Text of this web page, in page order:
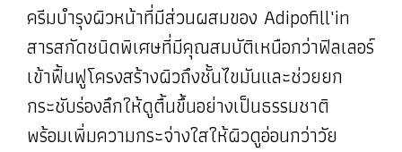
ครีมบำรุงผิวหน้าที่มีส่วนผสมของ Adipofill'in
สารสกัดชนิดพิเศษที่มีคุณสมบัติเหนือกว่าฟิลเลอร์
เข้าฟื้นฟูโครงสร้างผิวถึงชั้นไขมันและช่วยยก
กระชับร่องลึกให้ดูตื้นขึ้นอย่างเป็นธรรมชาติ
พร้อมเพิ่มความกระจ่างใสให้ผิวดูอ่อนกว่าวัย